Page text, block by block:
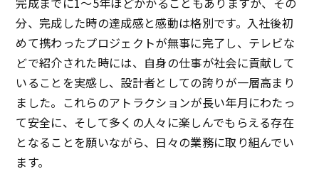
分、完成した時の達成感と感動は格別です。入社後初
めて携わったプロジェクトが無事に完了し、テレビな
どで紹介された時には、自身の仕事が社会に貢献して
いることを実感し、設計者としての誇りが一層高まり
ました。これらのアトラクションが長い年月にわたっ
て安全に、そして多くの人々に楽しんでもらえる存在
となることを願いながら、日々の業務に取り組んでい
ます。